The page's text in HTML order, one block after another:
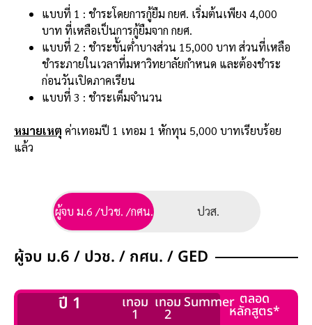
แบบที่ 1 : ชำระโดยการกู้ยืม กยศ. เริ่มต้นเพียง 4,000
บาท ที่เหลือเป็นการกู้ยืมจาก กยศ.
แบบที่ 2 : ชำระขั้นต่ำบางส่วน 15,000 บาท ส่วนที่เหลือ
ชำระภายในเวลาที่มหาวิทยาลัยกำหนด และต้องชำระ
ก่อนวันเปิดภาคเรียน
แบบที่ 3 : ชำระเต็มจำนวน
หมายเหตุ ค่าเทอมปี 1 เทอม 1 หักทุน 5,000 บาทเรียบร้อย
แล้ว
ผู้จบ ม.6 /ปวช. /กศน. ปวส.
ผู้จบ ม.6 / ปวช. / กศน. / GED
ปี 1 เทอม
1
เทอม
2
Summer ตลอด
หลักสูตร*
ผู้จบ ปวส.
ปี 1 เทอม
1
เทอม
2
Summer ตลอด
หลักสูตร*